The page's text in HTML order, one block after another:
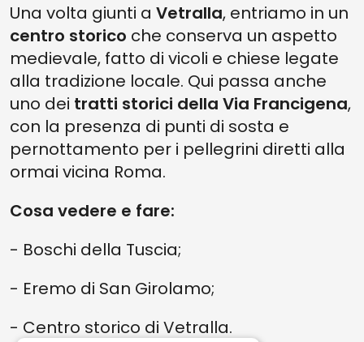
Una volta giunti a Vetralla, entriamo in un
centro storico che conserva un aspetto
medievale, fatto di vicoli e chiese legate
alla tradizione locale. Qui passa anche
uno dei tratti storici della Via Francigena,
con la presenza di punti di sosta e
pernottamento per i pellegrini diretti alla
ormai vicina Roma.
Cosa vedere e fare:
- Boschi della Tuscia;
- Eremo di San Girolamo;
- Centro storico di Vetralla.